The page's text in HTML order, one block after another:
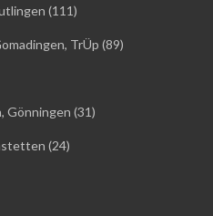
(111)
TrÜp (89)
Gönningen (31)
(24)